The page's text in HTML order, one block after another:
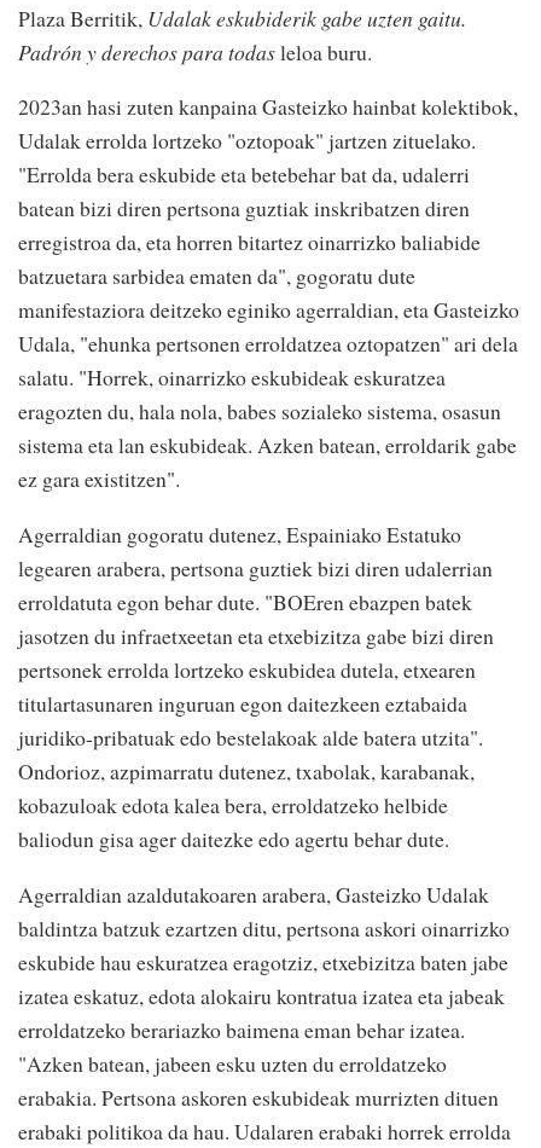
Plaza Berritik, Udalak eskubiderik gabe uzten gaitu.
Padrón y derechos para todasleloa buru.
2023an hasi zuten kanpaina Gasteizko hainbat kolektibok,
Udalak errolda lortzeko "oztopoak" jartzen zituelako.
"Errolda bera eskubide eta betebehar bat da, udalerri
batean bizi diren pertsona guztiak inskribatzen diren
erregistroa da, eta horren bitartez oinarrizko baliabide
batzuetara sarbidea ematen da", gogoratu dute
manifestaziora deitzeko eginiko agerraldian, eta Gasteizko
Udala, "ehunka pertsonen erroldatzea oztopatzen" ari dela
salatu. "Horrek, oinarrizko eskubideak eskuratzea
eragozten du, hala nola, babes sozialeko sistema, osasun
sistema eta lan eskubideak. Azken batean, erroldarik gabe
ez gara existitzen".
Agerraldian gogoratu dutenez, Espainiako Estatuko
legearen arabera, pertsona guztiek bizi diren udalerrian
erroldatuta egon behar dute. "BOEren ebazpen batek
jasotzen du infraetxeetan eta etxebizitza gabe bizi diren
pertsonek errolda lortzeko eskubidea dutela, etxearen
titulartasunaren inguruan egon daitezkeen eztabaida
juridiko-pribatuak edo bestelakoak alde batera utzita".
Ondorioz, azpimarratu dutenez, txabolak, karabanak,
kobazuloak edota kalea bera, erroldatzeko helbide
baliodun gisa ager daitezke edo agertu behar dute.
Agerraldian azaldutakoaren arabera, Gasteizko Udalak
baldintza batzuk ezartzen ditu, pertsona askori oinarrizko
eskubide hau eskuratzea eragotziz, etxebizitza baten jabe
izatea eskatuz, edota alokairu kontratua izatea eta jabeak
erroldatzeko berariazko baimena eman behar izatea.
"Azken batean, jabeen esku uzten du erroldatzeko
erabakia. Pertsona askoren eskubideak murrizten dituen
erabaki politikoa da hau. Udalaren erabaki horrek errolda